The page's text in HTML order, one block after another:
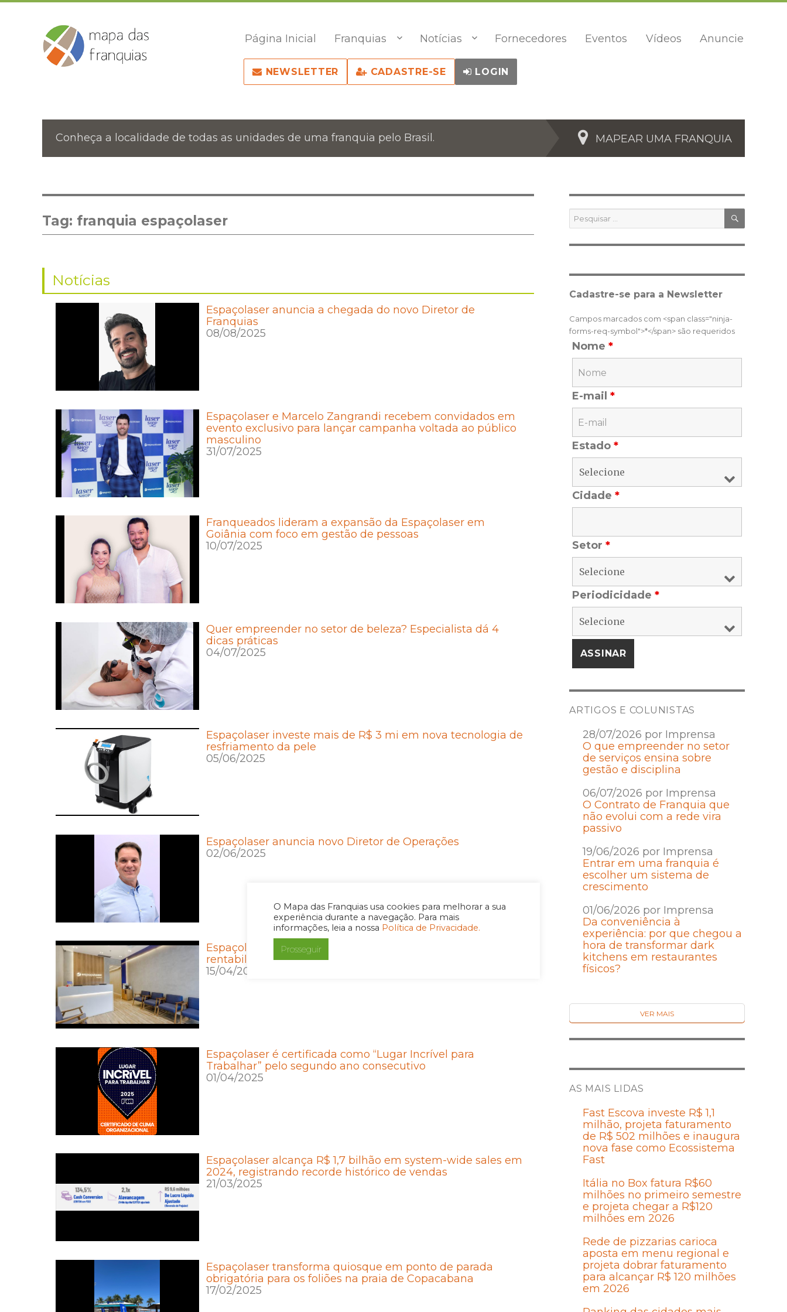
O Mapa das Franquias usa cookies para melhorar a sua
experiência durante a navegação. Para mais
informações, leia a nossa Política de Privacidade.
Prosseguir
Página Inicial Franquias Notícias Fornecedores Eventos Vídeos Anuncie
NEWSLETTER CADASTRE-SE LOGIN
Conheça a localidade de todas as unidades de uma franquia pelo Brasil. MAPEAR UMA FRANQUIA
Tag: franquia espaçolaser
Notícias
Espaçolaser anuncia a chegada do novo Diretor de
Franquias
08/08/2025
Espaçolaser e Marcelo Zangrandi recebem convidados em
evento exclusivo para lançar campanha voltada ao público
masculino
31/07/2025
Franqueados lideram a expansão da Espaçolaser em
Goiânia com foco em gestão de pessoas
10/07/2025
Quer empreender no setor de beleza? Especialista dá 4
dicas práticas
04/07/2025
Espaçolaser investe mais de R$ 3 mi em nova tecnologia de
resfriamento da pele
05/06/2025
Espaçolaser anuncia novo Diretor de Operações
02/06/2025
Espaçolaser realiza Investor Day e apresenta retomada da
rentabilidade com foco em crescimento sustentável
15/04/2025
Espaçolaser é certificada como “Lugar Incrível para
Trabalhar” pelo segundo ano consecutivo
01/04/2025
Espaçolaser alcança R$ 1,7 bilhão em system-wide sales em
2024, registrando recorde histórico de vendas
21/03/2025
Espaçolaser transforma quiosque em ponto de parada
obrigatória para os foliões na praia de Copacabana
17/02/2025
Pesquisar
por:
Cadastre-se para a Newsletter
Campos marcados com <span class="ninja-
forms-req-symbol">*</span> são requeridos
Nome *
E-mail *
Estado *
Cidade *
Setor *
Periodicidade *
ARTIGOS E COLUNISTAS
28/07/2026 por Imprensa
O que empreender no setor
de serviços ensina sobre
gestão e disciplina
06/07/2026 por Imprensa
O Contrato de Franquia que
não evolui com a rede vira
passivo
19/06/2026 por Imprensa
Entrar em uma franquia é
escolher um sistema de
crescimento
01/06/2026 por Imprensa
Da conveniência à
experiência: por que chegou a
hora de transformar dark
kitchens em restaurantes
físicos?
VER MAIS
AS MAIS LIDAS
Fast Escova investe R$ 1,1
milhão, projeta faturamento
de R$ 502 milhões e inaugura
nova fase como Ecossistema
Fast
Itália no Box fatura R$60
milhões no primeiro semestre
e projeta chegar a R$120
milhões em 2026
Rede de pizzarias carioca
aposta em menu regional e
projeta dobrar faturamento
para alcançar R$ 120 milhões
em 2026